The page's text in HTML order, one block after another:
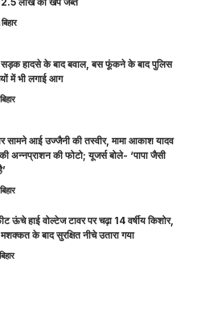
बिहार
सड़क हादसे के बाद बवाल, बस फूंकने के बाद पुलिस
में भी लगाई आग
बिहार
सामने आई उज्जैनी की तस्वीर, मामा आकाश यादव
अन्नप्राशन की फोटो; यूजर्स बोले- ‘पापा जैसी
बिहार
ऊंचे हाई वोल्टेज टावर पर चढ़ा 14 वर्षीय किशोर,
के बाद सुरक्षित नीचे उतारा गया
बिहार